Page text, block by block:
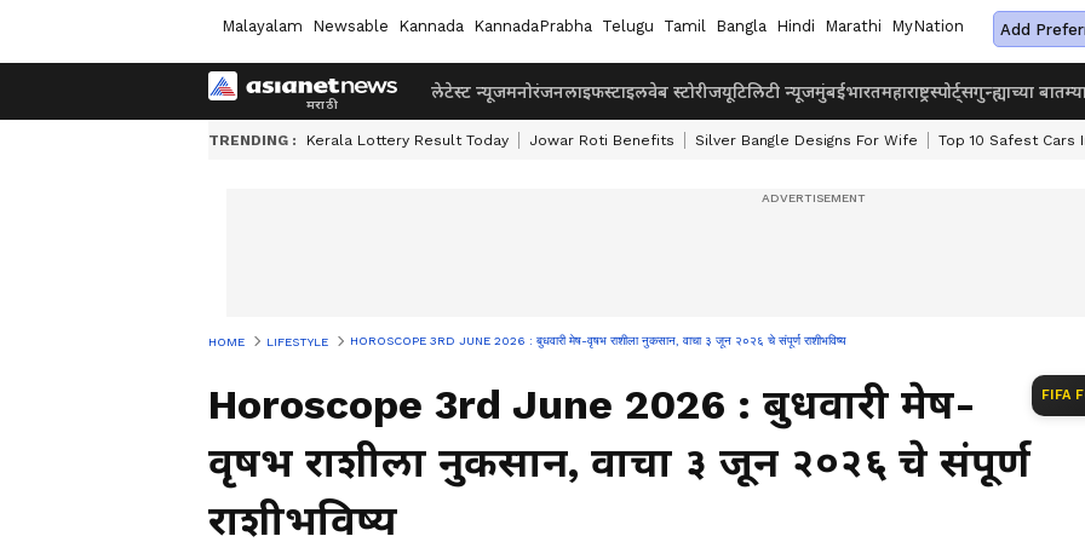
Malayalam Newsable Kannada KannadaPrabha Telugu Tamil Bangla Hindi Marathi MyNation Add
लेटेस्ट न्यूजमनोरंजनलाइफस्टाइलवेब स्टोरीजयूटिलिटी न्यूजमुंबईभारतमहाराष्ट्रस्पोर्ट्सगुन्ह्याच्या
TRENDING : Kerala Lottery Result Today Jowar Roti Benefits Silver Bangle Designs For Wife Top 10 Safest Cars
HOME LIFESTYLE HOROSCOPE 3RD JUNE 2026 : बुधवारी मेष-वृषभ राशीला नुकसान, वाचा ३ जून २०२६ चे संपूर्ण राशीभविष्य
Horoscope 3rd June 2026 : बुधवारी मेष-
वृषभ राशीला नुकसान, वाचा ३ जून २०२६ चे संपूर्ण
राशीभविष्य
FIFA